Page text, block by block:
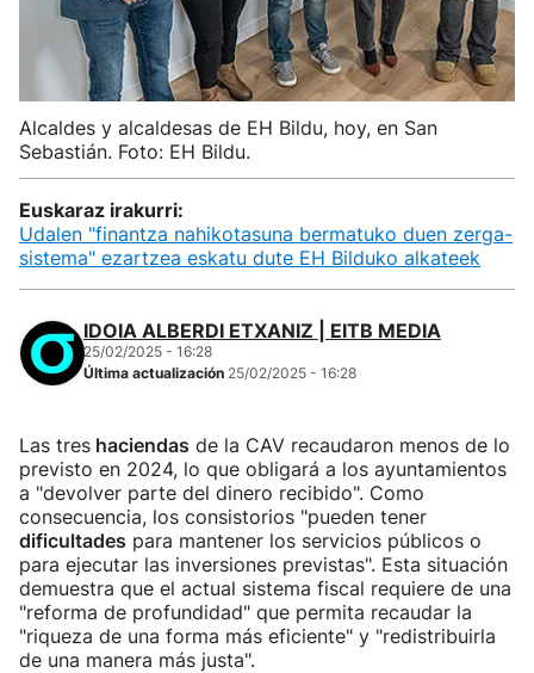
Alcaldes y alcaldesas de EH Bildu, hoy, en San
Sebastián. Foto: EH Bildu.
Euskaraz irakurri:
Udalen "finantza nahikotasuna bermatuko duen zerga-
sistema" ezartzea eskatu dute EH Bilduko alkateek
IDOIA ALBERDI ETXANIZ | EITB MEDIA
25/02/2025 - 16:28
Última actualización 25/02/2025 - 16:28
Las tres haciendas de la CAV recaudaron menos de lo
previsto en 2024, lo que obligará a los ayuntamientos
a "devolver parte del dinero recibido". Como
consecuencia, los consistorios "pueden tener
dificultades para mantener los servicios públicos o
para ejecutar las inversiones previstas". Esta situación
demuestra que el actual sistema fiscal requiere de una
"reforma de profundidad" que permita recaudar la
"riqueza de una forma más eficiente" y "redistribuirla
de una manera más justa".